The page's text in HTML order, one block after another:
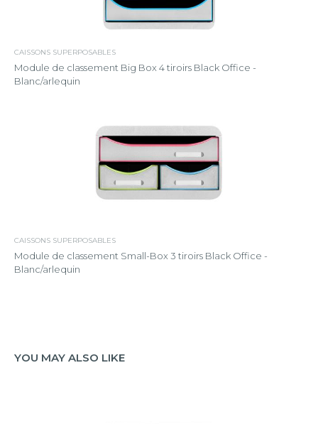
CAISSONS SUPERPOSABLES
Module de classement Big Box 4 tiroirs Black Office -
Blanc/arlequin
CAISSONS SUPERPOSABLES
Module de classement Small-Box 3 tiroirs Black Office -
Blanc/arlequin
YOU MAY ALSO LIKE